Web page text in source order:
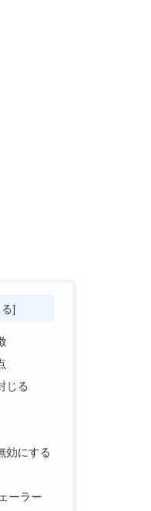
じる
効にする
ーラー